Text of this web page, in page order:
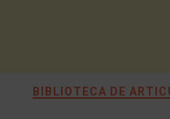
BIBLIOTECA DE